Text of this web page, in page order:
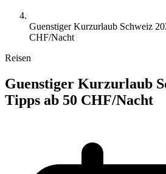
Guenstiger Kurzurlaub Schweiz
CHF/Nacht
Reisen
Guenstiger Kurzurlaub
Tipps ab 50 CHF/Nacht